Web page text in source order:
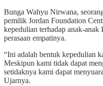
Bunga Wahyu Nirwana,
pemilik Jordan Foundation
kepedulian terhadap anak-anak
perasaan empatinya.
“Ini adalah bentuk kepedulian
Meskipun kami tidak dapat
setidaknya kami dapat
Ujarnya.